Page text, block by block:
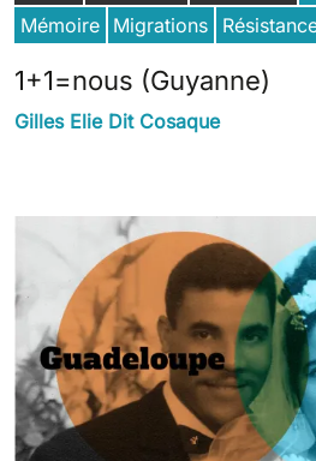
Mémoire
Migrations
1+1=nous (Guyanne)
Gilles Elie Dit Cosaque